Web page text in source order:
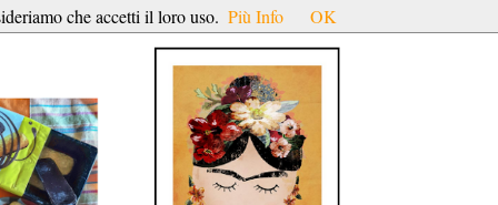
che accetti il loro uso. Più Info OK